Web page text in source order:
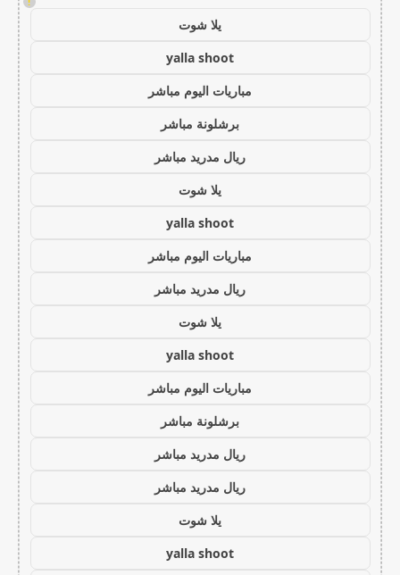
يلا شوت
yalla shoot
مباريات اليوم مباشر
برشلونة مباشر
ريال مدريد مباشر
يلا شوت
yalla shoot
مباريات اليوم مباشر
ريال مدريد مباشر
يلا شوت
yalla shoot
مباريات اليوم مباشر
برشلونة مباشر
ريال مدريد مباشر
ريال مدريد مباشر
يلا شوت
yalla shoot